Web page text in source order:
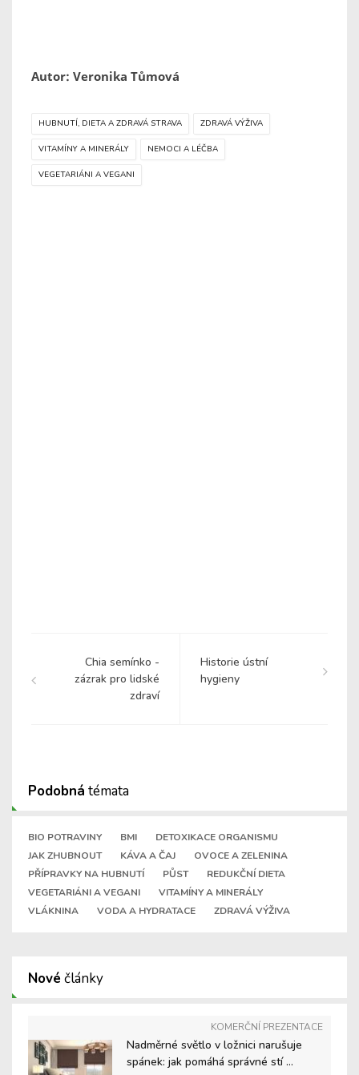
Autor: Veronika Tůmová
HUBNUTÍ, DIETA A ZDRAVÁ STRAVA ZDRAVÁ VÝŽIVA
VITAMÍNY A MINERÁLY NEMOCI A LÉČBA
VEGETARIÁNI A VEGANI
Chia semínko -
zázrak pro lidské
zdraví
Historie ústní
hygieny
Podobná témata
BIO POTRAVINY BMI
DETOXIKACE ORGANISMU
JAK ZHUBNOUT
KÁVA A ČAJ
OVOCE A ZELENINA
PŘÍPRAVKY NA HUBNUTÍ
PŮST
REDUKČNÍ DIETA
VEGETARIÁNI A VEGANI
VITAMÍNY A MINERÁLY
VLÁKNINA
VODA A HYDRATACE ZDRAVÁ VÝŽIVA
Nové články
KOMERČNÍ PREZENTACE
Nadměrné světlo v ložnici narušuje
spánek: jak pomáhá správné stí ...